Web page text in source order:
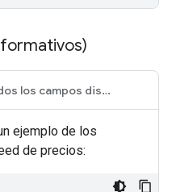
Todos los campos disponibles
ejemplo de los
de precios: